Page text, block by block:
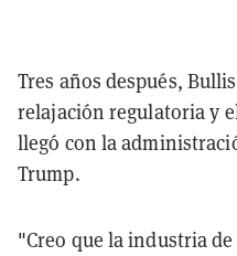
Tres años después,
relajación regulatoria y
llegó con la
Trump.
"Creo que la industria